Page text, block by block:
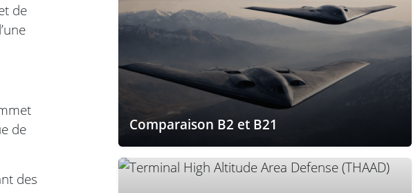
de
de
des
Comparaison B2 et B21